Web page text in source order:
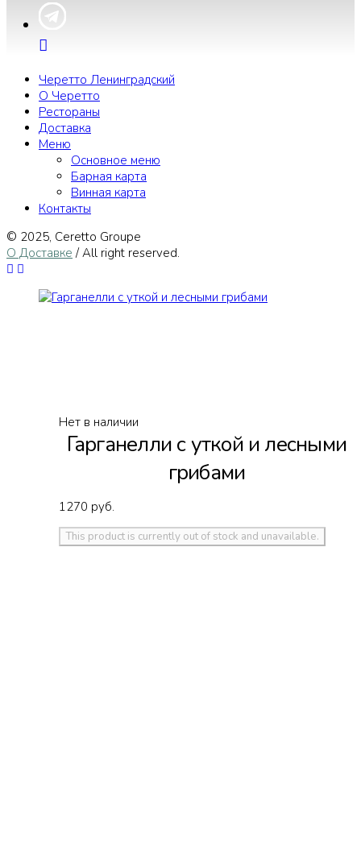
Черетто Ленинградский
О Черетто
Рестораны
Доставка
Меню
Основное меню
Барная карта
Винная карта
Контакты
© 2025, Сeretto Groupe
О Доставке / All right reserved.
Нет в наличии
Гарганелли с уткой и лесными
грибами
1270 руб.
This product is currently out of stock and unavailable.